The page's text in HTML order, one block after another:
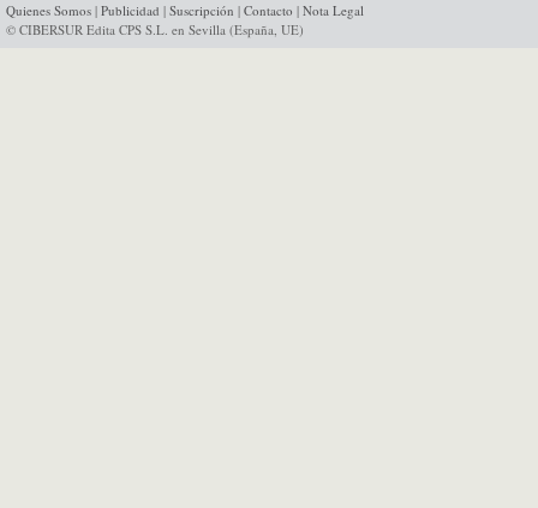
Quienes Somos | Publicidad | Suscripción | Contacto | Nota Legal
© CIBERSUR Edita CPS S.L. en Sevilla (España, UE)